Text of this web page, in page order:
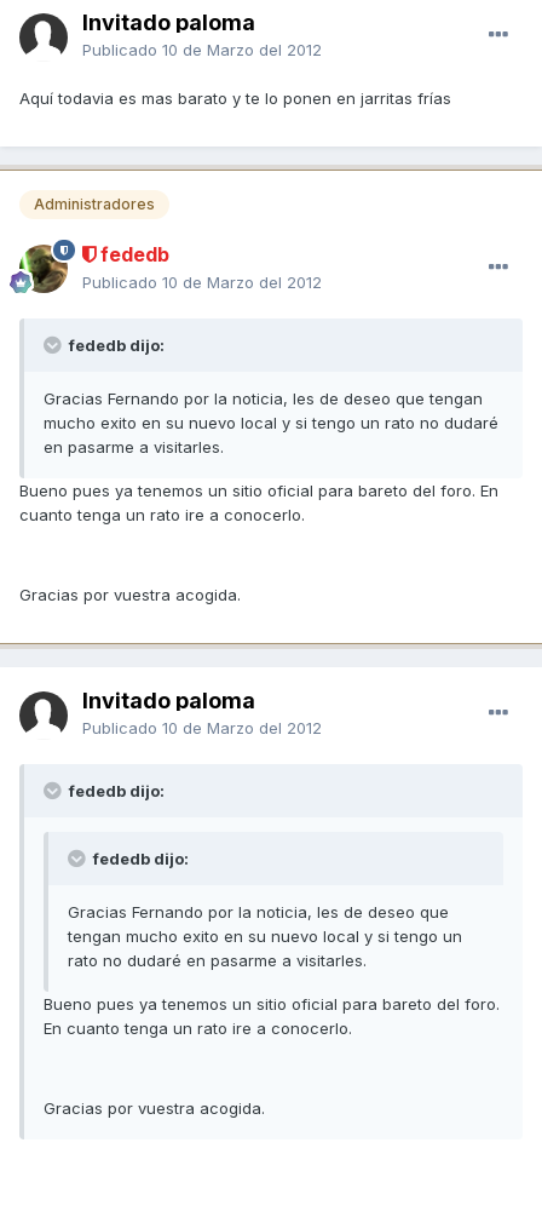
Invitado paloma
Publicado 10 de Marzo del 2012
Aquí todavia es mas barato y te lo ponen en jarritas frías
Administradores
fededb
Publicado 10 de Marzo del 2012
fededb dijo:
Gracias Fernando por la noticia, les de deseo que tengan
mucho exito en su nuevo local y si tengo un rato no dudaré
en pasarme a visitarles.
Bueno pues ya tenemos un sitio oficial para bareto del foro. En
cuanto tenga un rato ire a conocerlo.
Gracias por vuestra acogida.
Invitado paloma
Publicado 10 de Marzo del 2012
fededb dijo:
fededb dijo:
Gracias Fernando por la noticia, les de deseo que
tengan mucho exito en su nuevo local y si tengo un
rato no dudaré en pasarme a visitarles.
Bueno pues ya tenemos un sitio oficial para bareto del foro.
En cuanto tenga un rato ire a conocerlo.
Gracias por vuestra acogida.